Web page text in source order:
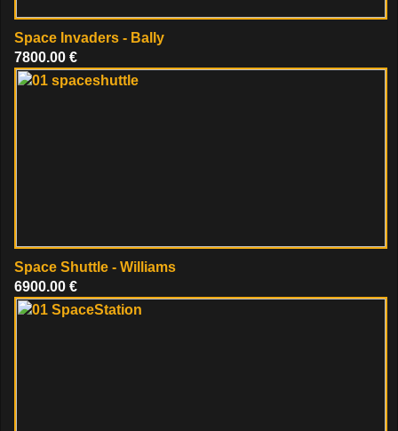
Space Invaders - Bally
7800.00 €
Space Shuttle - Williams
6900.00 €